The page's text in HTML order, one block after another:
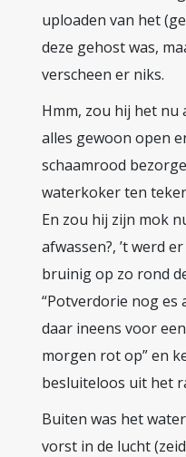
uploaden van het
deze gehost was,
verscheen er niks.
Hmm, zou hij het nu
alles gewoon open
schaamrood
waterkoker ten
En zou hij zijn mok
afwassen?, ’t werd
bruinig op zo rond
“Potverdorie nog es
daar ineens voor
morgen rot op” en
besluiteloos uit het
Buiten was het
vorst in de lucht